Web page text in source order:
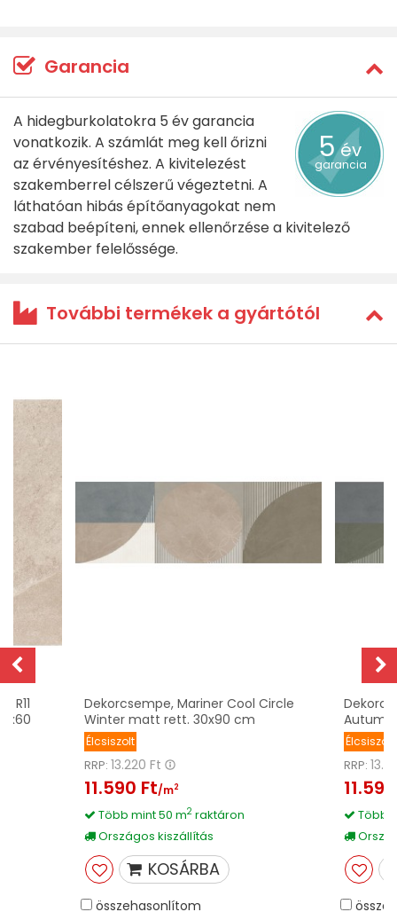
Garancia
5év
garancia
A hidegburkolatokra 5 év garancia
vonatkozik. A számlát meg kell őrizni
az érvényesítéshez. A kivitelezést
szakemberrel célszerű végeztetni. A
láthatóan hibás építőanyagokat nem
szabad beépíteni, ennek ellenőrzése a kivitelező
szakember felelőssége.
További termékek a gyártótól
R11
Dekorcsempe, Mariner Cool Circle
Winter matt rett. 30x90 cm
Élcsiszolt
RRP: 13.220 Ft
11.590 Ft/m2
Több mint 50 m2 raktáron
Országos kiszállítás
KOSÁRBA
összehasonlítom
Élcsiszolt
RRP:
Több